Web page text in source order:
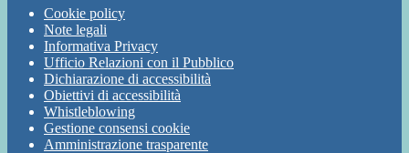
Cookie policy
Note legali
Informativa Privacy
Ufficio Relazioni con il Pubblico
Dichiarazione di accessibilità
Obiettivi di accessibilità
Whistleblowing
Gestione consensi cookie
Amministrazione trasparente